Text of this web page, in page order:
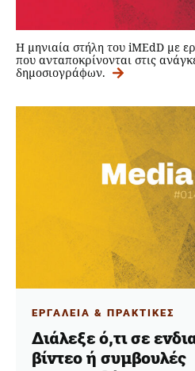
Η μηνιαία στήλη του iMEdD με
που ανταποκρίνονται στις
δημοσιογράφων.
ΕΡΓΑΛΕΙΑ & ΠΡΑΚΤΙΚΕΣ
Διάλεξε ό,τι σε
βίντεο ή συμβουλές